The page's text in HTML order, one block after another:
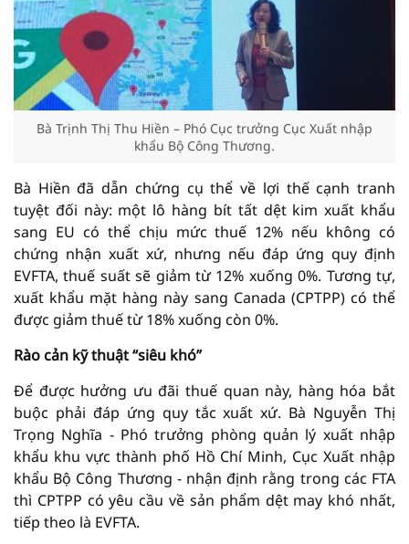
Bà Trịnh Thị Thu Hiền – Phó Cục trưởng Cục Xuất nhập
khẩu Bộ Công Thương.
Bà Hiền đã dẫn chứng cụ thể về lợi thế cạnh tranh
tuyệt đối này: một lô hàng bít tất dệt kim xuất khẩu
sang EU có thể chịu mức thuế 12% nếu không có
chứng nhận xuất xứ, nhưng nếu đáp ứng quy định
EVFTA, thuế suất sẽ giảm từ 12% xuống 0%. Tương tự,
xuất khẩu mặt hàng này sang Canada (CPTPP) có thể
được giảm thuế từ 18% xuống còn 0%.
Rào cản kỹ thuật “siêu khó”
Để được hưởng ưu đãi thuế quan này, hàng hóa bắt
buộc phải đáp ứng quy tắc xuất xứ. Bà Nguyễn Thị
Trọng Nghĩa - Phó trưởng phòng quản lý xuất nhập
khẩu khu vực thành phố Hồ Chí Minh, Cục Xuất nhập
khẩu Bộ Công Thương - nhận định rằng trong các FTA
thì CPTPP có yêu cầu về sản phẩm dệt may khó nhất,
tiếp theo là EVFTA.